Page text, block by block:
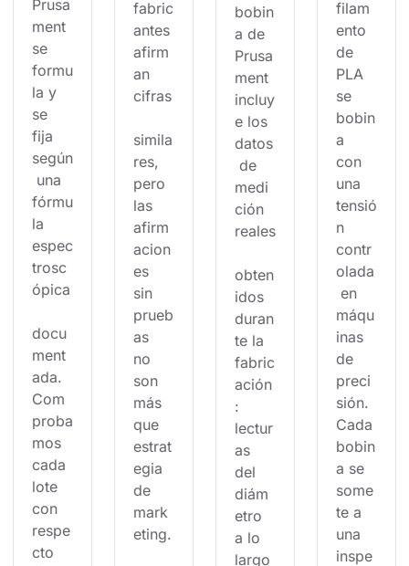
Prusa
ment
se
formu
la y
se
fija
según
una
fórmu
la
espec
trosc
ópica
docu
ment
ada.
Com
proba
mos
cada
lote
con
respe
cto
fabric
antes
afirm
an
cifras
simila
res,
pero
las
afirm
acion
es
sin
prueb
as
no
son
más
que
estrat
egia
de
mark
eting.
bobin
a de
Prusa
ment
incluy
e los
datos
de
medi
ción
reales
obten
idos
duran
te la
fabric
ación
:
lectur
as
del
diám
etro
a lo
largo
filam
ento
de
PLA
se
bobin
a
con
una
tensió
n
contr
olada
en
máqu
inas
de
preci
sión.
Cada
bobin
a se
some
te a
una
inspe